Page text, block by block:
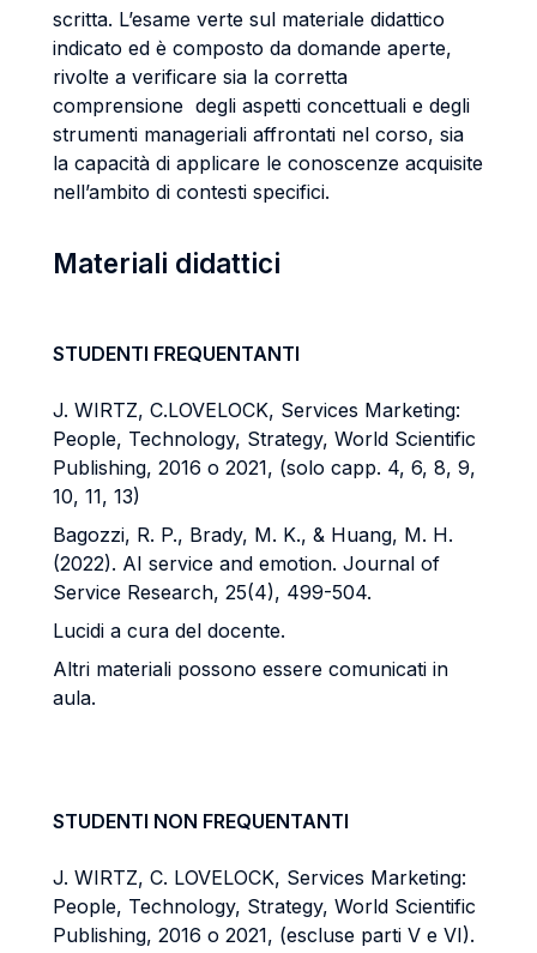
scritta. L’esame verte sul materiale didattico
indicato ed è composto da domande aperte,
rivolte a verificare sia la corretta
comprensione degli aspetti concettuali e degli
strumenti manageriali affrontati nel corso, sia
la capacità di applicare le conoscenze acquisite
nell’ambito di contesti specifici.
Materiali didattici
STUDENTI FREQUENTANTI
J. WIRTZ, C.LOVELOCK, Services Marketing:
People, Technology, Strategy, World Scientific
Publishing, 2016 o 2021, (solo capp. 4, 6, 8, 9,
10, 11, 13)
Bagozzi, R. P., Brady, M. K., & Huang, M. H.
(2022). AI service and emotion. Journal of
Service Research, 25(4), 499-504.
Lucidi a cura del docente.
Altri materiali possono essere comunicati in
aula.
STUDENTI NON FREQUENTANTI
J. WIRTZ, C. LOVELOCK, Services Marketing:
People, Technology, Strategy, World Scientific
Publishing, 2016 o 2021, (escluse parti V e VI).